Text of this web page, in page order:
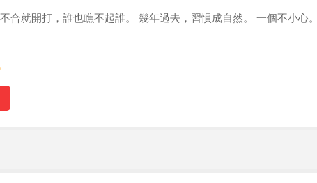
合就開打，誰也瞧不起誰。 幾年過去，習慣成自然。 一個不小